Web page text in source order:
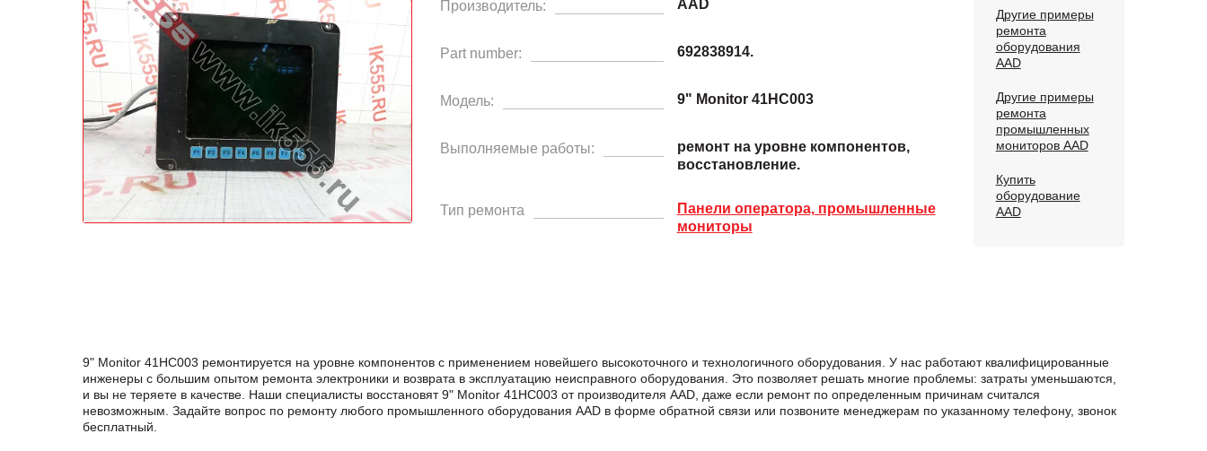
Производитель: AAD
Part number: 692838914.
Модель: 9" Monitor 41HC003
Выполняемые работы:
ремонт на уровне компонентов,
восстановление.
Тип ремонта
Панели оператора, промышленные
мониторы
Другие примеры
ремонта
оборудования
AAD
Другие примеры
ремонта
промышленных
мониторов AAD
Купить
оборудование
AAD
9" Monitor 41HC003 ремонтируется на уровне компонентов с применением новейшего высокоточного и технологичного оборудования. У нас работают квалифицированные
инженеры с большим опытом ремонта электроники и возврата в эксплуатацию неисправного оборудования. Это позволяет решать многие проблемы: затраты уменьшаются,
и вы не теряете в качестве. Наши специалисты восстановят 9" Monitor 41HC003 от производителя AAD, даже если ремонт по определенным причинам считался
невозможным. Задайте вопрос по ремонту любого промышленного оборудования AAD в формe обратной связи или позвоните менеджерам по указанному телефону, звонок
бесплатный.